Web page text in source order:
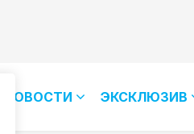
НОВОСТИ ЭКСКЛЮЗИВ